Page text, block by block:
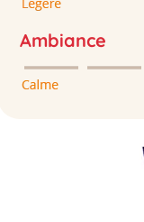
Ambiance